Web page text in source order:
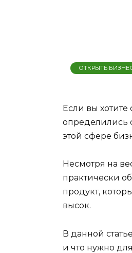
ОТКРЫТЬ
Если вы
определились
этой сфере
Несмотря на
практически
продукт,
высок.
В данной
и что нужно